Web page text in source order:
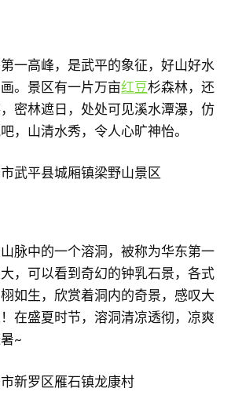
一高峰，是武平的象征，好山好水
。景区有一片万亩红豆杉森林，还
密林遮日，处处可见溪水潭瀑，仿
，山清水秀，令人心旷神怡。
武平县城厢镇梁野山景区
脉中的一个溶洞，被称为华东第一
，可以看到奇幻的钟乳石景，各式
如生，欣赏着洞内的奇景，感叹大
在盛夏时节，溶洞清凉透彻，凉爽
~
新罗区雁石镇龙康村